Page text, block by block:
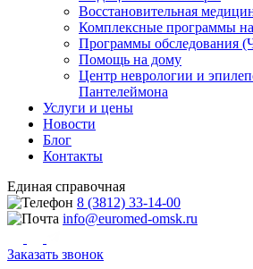
Восстановительная
Комплексные программы
Программы обследования
Помощь на дому
Центр неврологии и
Пантелеймона
Услуги и цены
Новости
Блог
Контакты
Единая справочная
8 (3812) 33-14-00
info@euromed-omsk.ru
Заказать звонок